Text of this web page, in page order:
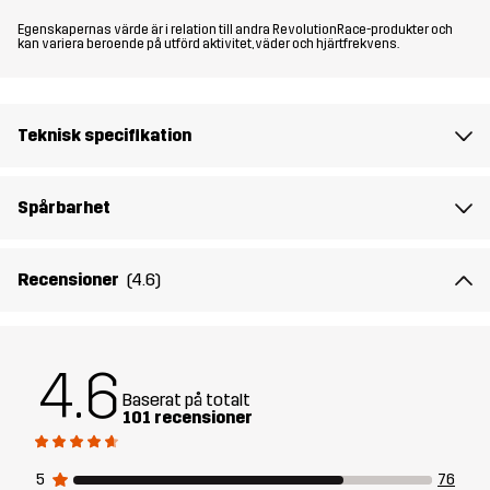
Material 1
100% Polyester
Mesh 100% Polyester
Foder
Andningsförmåga: 20 000 g/m²/24h
Hållbarhet Återvunna detaljer
Skapad för
Egenskapernas värde är i relation till andra RevolutionRace-produkter och
kan variera beroende på utförd aktivitet, väder och hjärtfrekvens.
Teknisk specifikation
Spårbarhet
Recensioner (4.6)
4.6 Baserat på totalt
101 recensioner
5
76